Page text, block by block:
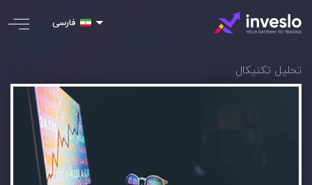
فارسی
تحلیل تکنیکال